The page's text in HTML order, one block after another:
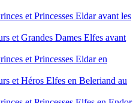
et Princesses Eldar avant les
et Grandes Dames Elfes avant
et Princesses Eldar en
et Héros Elfes en Beleriand au